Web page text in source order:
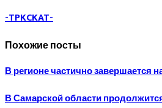
-TPKCKAT-
Похожие посты
В регионе частично завершается
В Самарской области